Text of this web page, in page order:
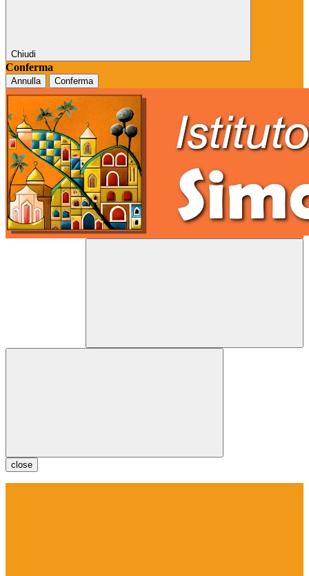
Chiudi
Conferma
Annulla Conferma
close